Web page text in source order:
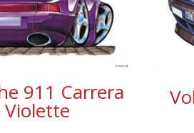
911 Carrera
Violette